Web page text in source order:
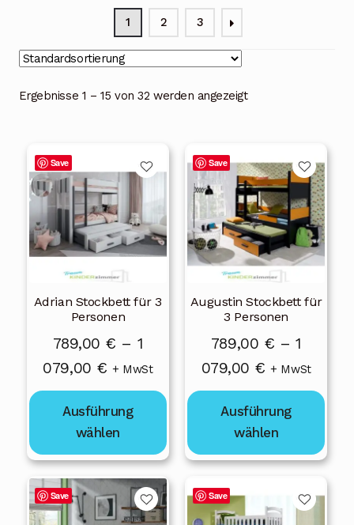
Über uns
Kontakt
Rechtliche Hinweise
öffnen
1 2 3
Ergebnisse 1 – 15 von 32 werden angezeigt
Save
Adrian Stockbett für 3
Personen
789,00 € – 1
079,00 €Preisspanne:
789,00 €
bis
1
079,00 €
+ MwSt
Ausführung
wählen
Dieses
Produkt
weist
mehrere
Varianten
auf.
Optionen
können
der
Produktseite
gewählt
Save
Augustin Stockbett für
3 Personen
789,00 € – 1
079,00 €Preisspanne:
789,00 €
bis
1
079,00 €
+ MwSt
Ausführung
wählen
Dieses
Produkt
weist
mehrere
Varianten
auf.
Optionen
können
der
Produktseite
gewählt
Save
Dieses
Produkt
Save
Dieses
Produkt